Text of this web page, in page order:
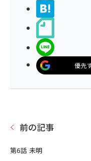
優先
前の記事
第6話 未明